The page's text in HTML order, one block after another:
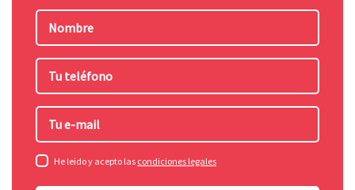
Nombre
Tu
teléfono
Tu
mail
He leido y acepto las condiciones legales